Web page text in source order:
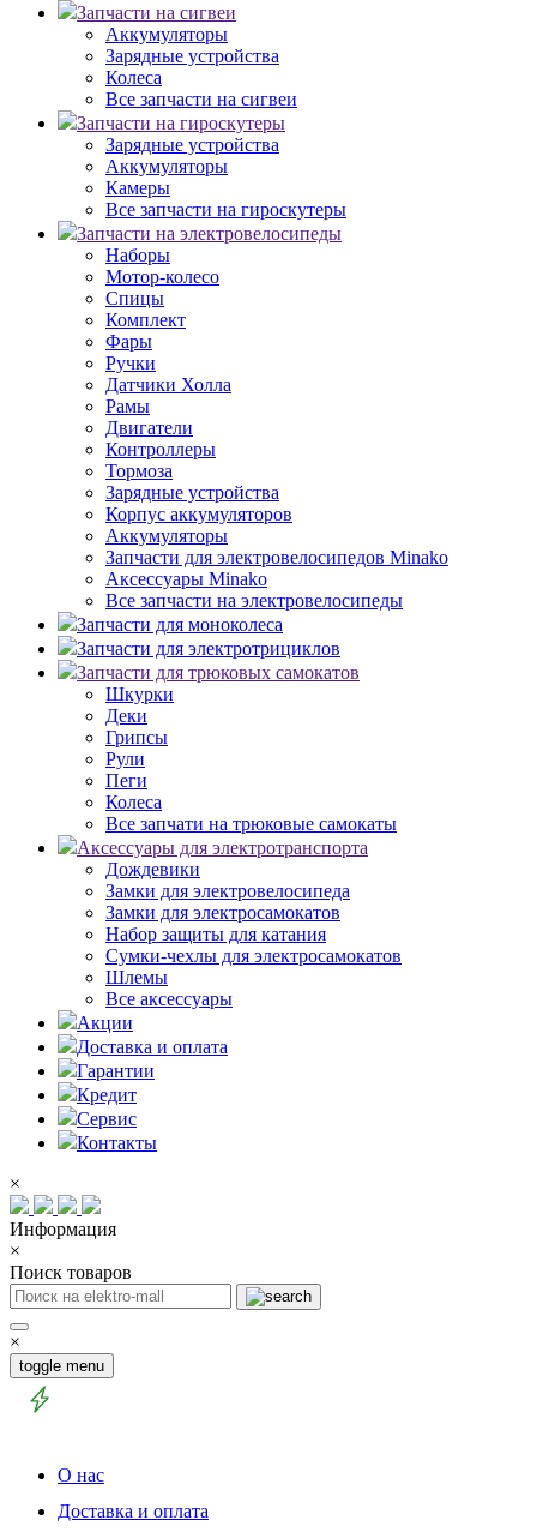
Запчасти на сигвеи
Аккумуляторы
Зарядные устройства
Колеса
Все запчасти на сигвеи
Запчасти на гироскутеры
Зарядные устройства
Аккумуляторы
Камеры
Все запчасти на гироскутеры
Запчасти на электровелосипеды
Наборы
Мотор-колесо
Спицы
Комплект
Фары
Ручки
Датчики Холла
Рамы
Двигатели
Контроллеры
Тормоза
Зарядные устройства
Корпус аккумуляторов
Аккумуляторы
Запчасти для электровелосипедов Minako
Аксессуары Minako
Все запчасти на электровелосипеды
Запчасти для моноколеса
Запчасти для электротрициклов
Запчасти для трюковых самокатов
Шкурки
Деки
Грипсы
Рули
Пеги
Колеса
Все запчати на трюковые самокаты
Аксессуары для электротранспорта
Дождевики
Замки для электровелосипеда
Замки для электросамокатов
Набор защиты для катания
Сумки-чехлы для электросамокатов
Шлемы
Все аксессуары
Акции
Доставка и оплата
Гарантии
Кредит
Сервис
Контакты
×
Информация
×
Поиск товаров
×
toggle menu
О нас
Доставка и оплата